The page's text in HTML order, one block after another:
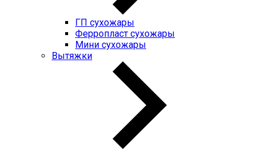
ГП cухожары
Ферропласт cухожары
Мини cухожары
Вытяжки